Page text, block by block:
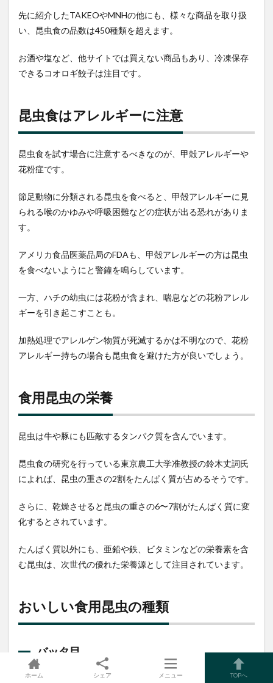
先に紹介したTAKEOやMNHの他にも、様々な商品を取り扱
い、昆虫食の品数は450種類を超えます。
お酒や塩など、他サイトでは買えない商品もあり、冷凍保存
できるコオロギ餃子は注目です。
昆虫食はアレルギーに注意
昆虫食を試す場合に注意するべきなのが、甲殻アレルギーや
花粉症です。
節足動物に分類される昆虫を食べると、甲殻アレルギーに見
られる喉のかゆみや呼吸困難などの症状が出る恐れがありま
す。
アメリカ食品医薬品局のFDAも、甲殻アレルギーの方は昆虫
を食べないようにと警鐘を鳴らしています。
一方、ハチの幼虫には花粉が含まれ、喘息などの花粉アレル
ギーを引き起こすことも。
加熱処理でアレルゲン物質が死滅するかは不明なので、花粉
アレルギー持ちの場合も昆虫食を避けた方が良いでしょう。
食用昆虫の栄養
昆虫は牛や豚にも匹敵するタンパク質を含んでいます。
昆虫食の研究を行っている東京農工大学准教授の鈴木丈詞氏
によれば、昆虫の重さの2割をたんぱく質が占めるそうです。
さらに、乾燥させると昆虫の重さの6〜7割がたんぱく質に変
化するとされています。
たんぱく質以外にも、亜鉛や鉄、ビタミンなどの栄養素を含
む昆虫は、次世代の優れた栄養源として注目されています。
おいしい食用昆虫の種類
バッタ目
ホーム シェア メニュー TOPへ